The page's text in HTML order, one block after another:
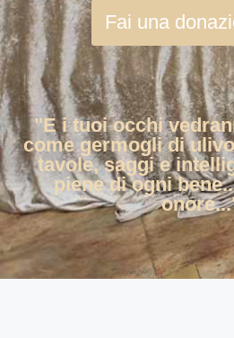
Fai una
"E i tuoi occhi
come germogli di
tavole, saggi e
piene di ogni